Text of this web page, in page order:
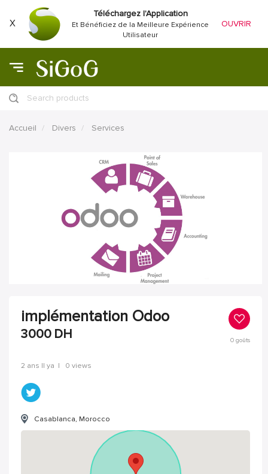
X
Téléchargez l'Application
Et Bénéficiez de la Meilleure Expérience
Utilisateur
OUVRIR
Search products
Accueil Divers Services
implémentation Odoo
3000 DH 0goûts
2 ans Il ya | 0 views
Casablanca, Morocco